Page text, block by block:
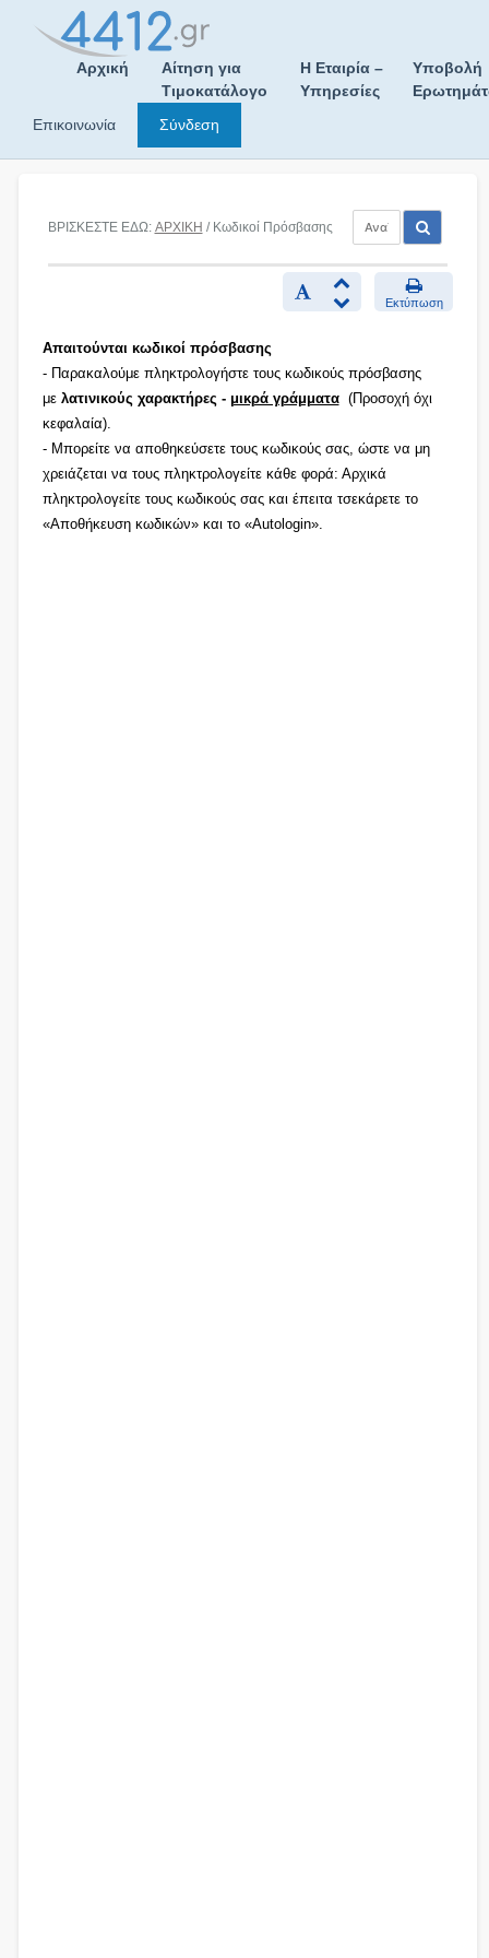
Αρχική
Αίτηση για
Τιμοκατάλογο
Η Εταιρία –
Υπηρεσίες
Υποβολή
Επικοινωνία
Σύνδεση
ΒΡΙΣΚΕΣΤΕ ΕΔΩ: ΑΡΧΙΚΗ / Κωδικοί Πρόσβασης
Εκτύπωση
Απαιτούνται κωδικοί πρόσβασης
- Παρακαλούμε πληκτρολογήστε τους κωδικούς πρόσβασης
με λατινικούς χαρακτήρες - μικρά γράμματα(Προσοχή όχι
κεφαλαία).
- Μπορείτε να αποθηκεύσετε τους κωδικούς σας, ώστε να μη
χρειάζεται να τους πληκτρολογείτε κάθε φορά: Αρχικά
πληκτρολογείτε τους κωδικούς σας και έπειτα τσεκάρετε το
«Αποθήκευση κωδικών» και το «Autologin».